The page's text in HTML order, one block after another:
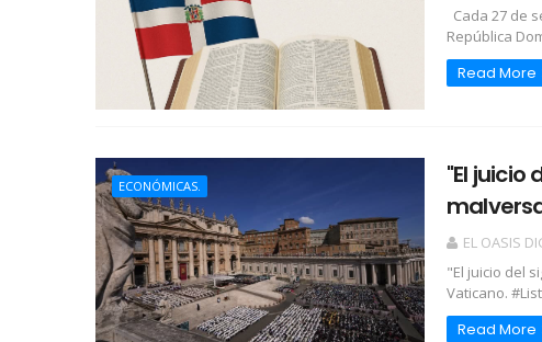
Cada 27 de
República
Read More
ECONÓMICAS.
"El juicio
EL OASIS
"El juicio del
Vaticano.
Read More